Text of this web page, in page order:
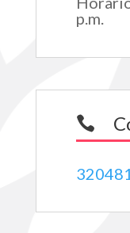
p.m.
